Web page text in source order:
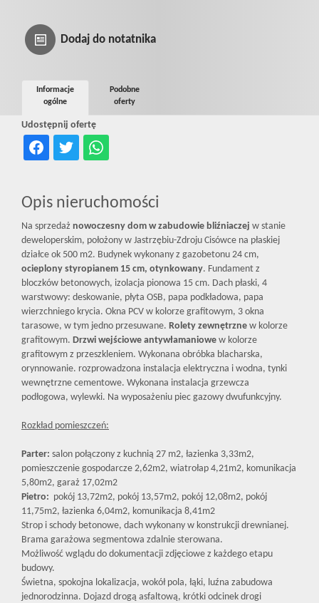
Dodaj do notatnika
Udostępnij ofertę
Informacje
ogólne
Podobne
oferty
Opis nieruchomości
Na sprzedaż nowoczesny dom w zabudowie bliźniaczej w stanie
deweloperskim, położony w Jastrzębiu-Zdroju Cisówce na płaskiej
działce ok 500 m2. Budynek wykonany z gazobetonu 24 cm,
ocieplony styropianem 15 cm, otynkowany. Fundament z
bloczków betonowych, izolacja pionowa 15 cm. Dach płaski, 4
warstwowy: deskowanie, płyta OSB, papa podkładowa, papa
wierzchniego krycia. Okna PCV w kolorze grafitowym, 3 okna
tarasowe, w tym jedno przesuwane. Rolety zewnętrzne w kolorze
grafitowym. Drzwi wejściowe antywłamaniowe w kolorze
grafitowym z przeszkleniem. Wykonana obróbka blacharska,
orynnowanie. rozprowadzona instalacja elektryczna i wodna, tynki
wewnętrzne cementowe. Wykonana instalacja grzewcza
podłogowa, wylewki. Na wyposażeniu piec gazowy dwufunkcyjny.
Rozkład pomieszczeń:
Parter: salon połączony z kuchnią 27 m2, łazienka 3,33m2,
pomieszczenie gospodarcze 2,62m2, wiatrołap 4,21m2, komunikacja
5,80m2, garaż 17,02m2
Pietro: pokój 13,72m2, pokój 13,57m2, pokój 12,08m2, pokój
11,75m2, łazienka 6,04m2, komunikacja 8,41m2
Strop i schody betonowe, dach wykonany w konstrukcji drewnianej.
Brama garażowa segmentowa zdalnie sterowana.
Możliwość wglądu do dokumentacji zdjęciowe z każdego etapu
budowy.
Świetna, spokojna lokalizacja, wokół pola, łąki, luźna zabudowa
jednorodzinna. Dojazd drogą asfaltową, krótki odcinek drogi